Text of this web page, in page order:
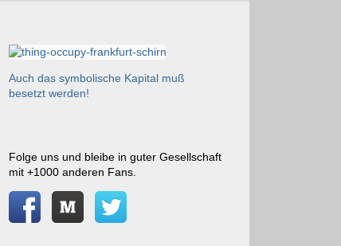
Auch das symbolische Kapital muß
besetzt werden!
Folge uns und bleibe in guter Gesellschaft
mit +1000 anderen Fans.